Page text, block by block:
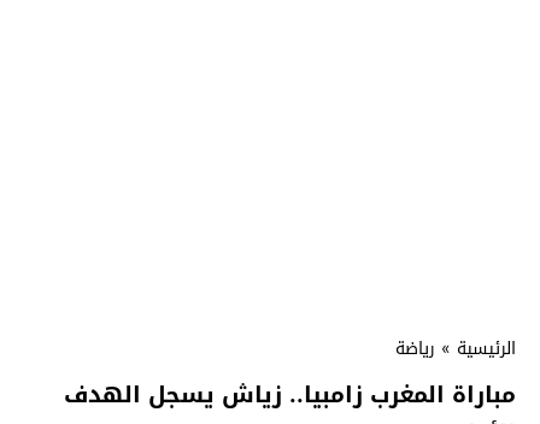
الرئيسية » رياضة
مباراة المغرب زامبيا.. زياش يسجل الهدف